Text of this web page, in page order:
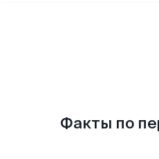
Факты по